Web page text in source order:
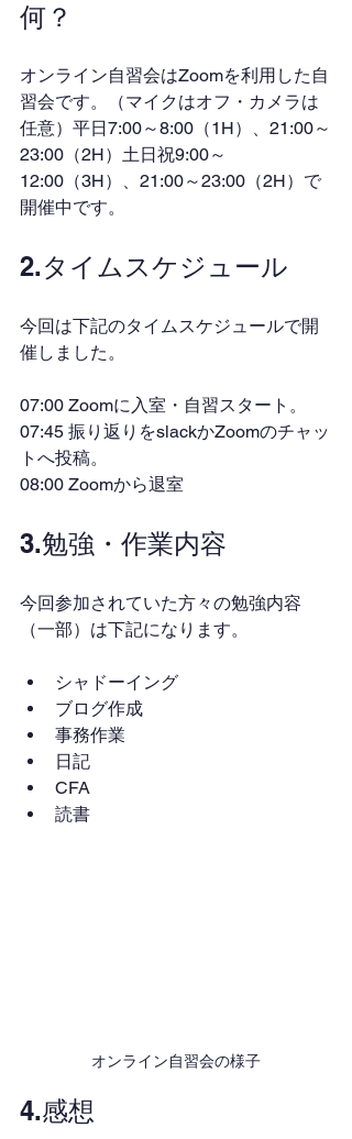
何？
オンライン自習会はZoomを利用した自
習会です。（マイクはオフ・カメラは
任意）平日7:00～8:00（1H）、21:00～
23:00（2H）土日祝9:00～
12:00（3H）、21:00～23:00（2H）で
開催中です。
2.タイムスケジュール
今回は下記のタイムスケジュールで開
催しました。
07:00 Zoomに入室・自習スタート。
07:45 振り返りをslackかZoomのチャッ
トへ投稿。
08:00 Zoomから退室
3.勉強・作業内容
今回参加されていた方々の勉強内容
（一部）は下記になります。
シャドーイング
ブログ作成
事務作業
日記
CFA
読書
オンライン自習会の様子
4.感想